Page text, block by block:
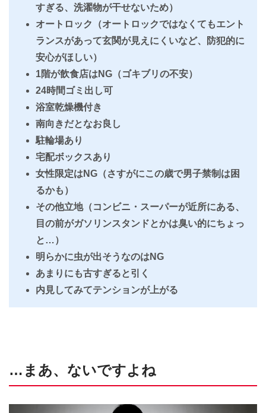
すぎる、洗濯物が干せないため）
オートロック（オートロックではなくてもエント
ランスがあって玄関が見えにくいなど、防犯的に
安心がほしい）
1階が飲食店はNG（ゴキブリの不安）
24時間ゴミ出し可
浴室乾燥機付き
南向きだとなお良し
駐輪場あり
宅配ボックスあり
女性限定はNG（さすがにこの歳で男子禁制は困
るかも）
その他立地（コンビニ・スーパーが近所にある、
目の前がガソリンスタンドとかは臭い的にちょっ
と…）
明らかに虫が出そうなのはNG
あまりにも古すぎると引く
内見してみてテンションが上がる
…まあ、ないですよね